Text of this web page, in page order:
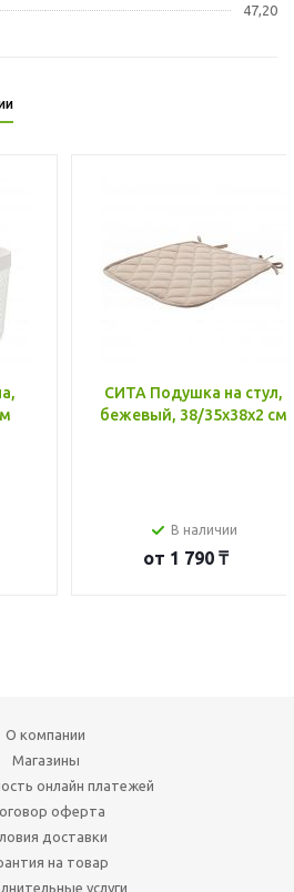
47,20
СИТА Подушка на стул,
бежевый, 38/35x38x2 см
В наличии
от 1 790 ₸
О компании
Магазины
онлайн платежей
оферта
доставки
на товар
услуги